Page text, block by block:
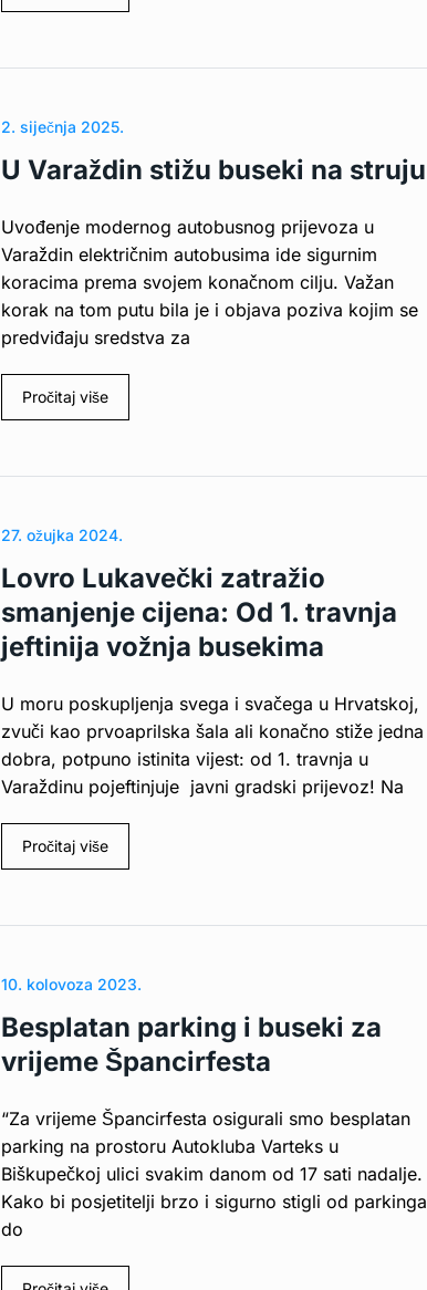
2. siječnja 2025.
U Varaždin stižu buseki na struju
Uvođenje modernog autobusnog prijevoza u
Varaždin električnim autobusima ide sigurnim
koracima prema svojem konačnom cilju. Važan
korak na tom putu bila je i objava poziva kojim se
predviđaju sredstva za
Pročitaj više
27. ožujka 2024.
Lovro Lukavečki zatražio
smanjenje cijena: Od 1. travnja
jeftinija vožnja busekima
U moru poskupljenja svega i svačega u Hrvatskoj,
zvuči kao prvoaprilska šala ali konačno stiže jedna
dobra, potpuno istinita vijest: od 1. travnja u
Varaždinu pojeftinjuje javni gradski prijevoz! Na
Pročitaj više
10. kolovoza 2023.
Besplatan parking i buseki za
vrijeme Špancirfesta
“Za vrijeme Špancirfesta osigurali smo besplatan
parking na prostoru Autokluba Varteks u
Biškupečkoj ulici svakim danom od 17 sati nadalje.
Kako bi posjetitelji brzo i sigurno stigli od parkinga
do